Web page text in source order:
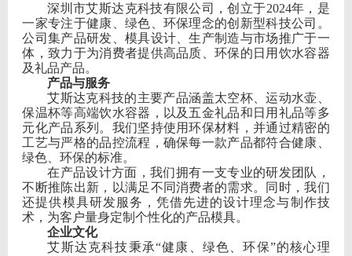
深圳市艾斯达克科技有限公司，创立于2024年，是
一家专注于健康、绿色、环保理念的创新型科技公司。
公司集产品研发、模具设计、生产制造与市场推广于一
体，致力于为消费者提供高品质、环保的日用饮水容器
及礼品产品。
产品与服务
艾斯达克科技的主要产品涵盖太空杯、运动水壶、
保温杯等高端饮水容器，以及五金礼品和日用礼品等多
元化产品系列。我们坚持使用环保材料，并通过精密的
工艺与严格的品控流程，确保每一款产品都符合健康、
绿色、环保的标准。
在产品设计方面，我们拥有一支专业的研发团队，
不断推陈出新，以满足不同消费者的需求。同时，我们
还提供模具研发服务，凭借先进的设计理念与制作技
术，为客户量身定制个性化的产品模具。
企业文化
艾斯达克科技秉承“健康、绿色、环保”的核心理